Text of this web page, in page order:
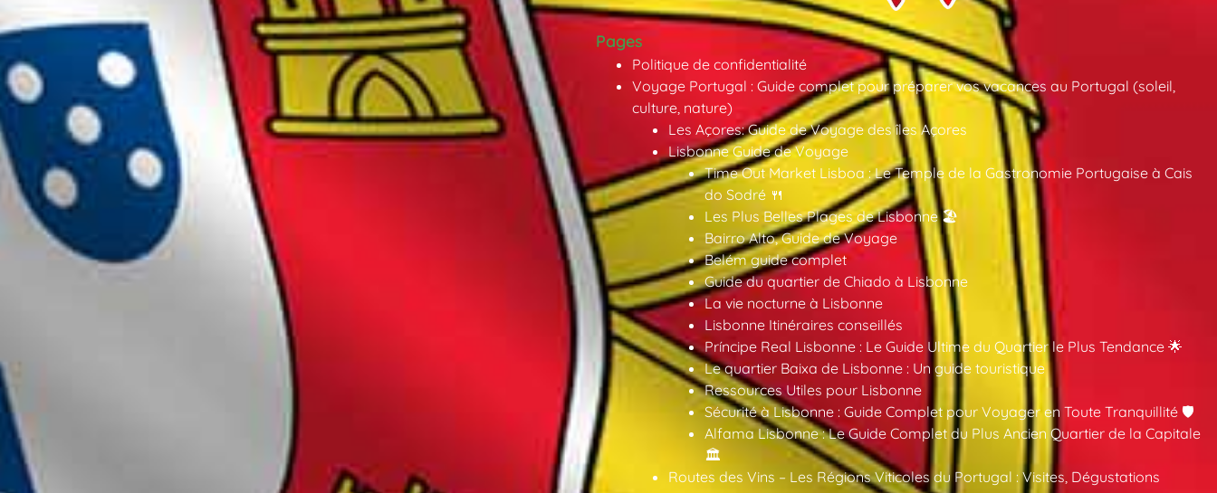
Pages
Politique de confidentialité
Voyage Portugal : Guide complet pour préparer vos vacances au Portugal (soleil,
culture, nature)
Les Açores: Guide de Voyage des îles Açores
Lisbonne Guide de Voyage
Time Out Market Lisboa : Le Temple de la Gastronomie Portugaise à Cais
do Sodré 🍴
Les Plus Belles Plages de Lisbonne 🏖️
Bairro Alto, Guide de Voyage
Belém guide complet
Guide du quartier de Chiado à Lisbonne
La vie nocturne à Lisbonne
Lisbonne Itinéraires conseillés
Príncipe Real Lisbonne : Le Guide Ultime du Quartier le Plus Tendance 🌟
Le quartier Baixa de Lisbonne : Un guide touristique
Ressources Utiles pour Lisbonne
Sécurité à Lisbonne : Guide Complet pour Voyager en Toute Tranquillité 🛡️
Alfama Lisbonne : Le Guide Complet du Plus Ancien Quartier de la Capitale
🏛️
Routes des Vins – Les Régions Viticoles du Portugal : Visites, Dégustations